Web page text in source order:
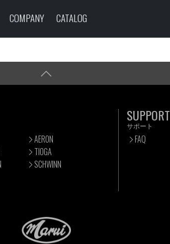
COMPANY CATALOG
AERON
TIOGA
SCHWINN
SUPPORT
サポート
FAQ